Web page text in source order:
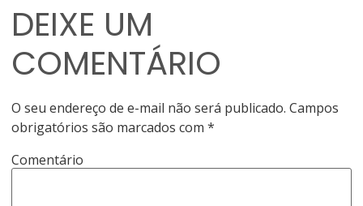
DEIXE UM
COMENTÁRIO
O seu endereço de e-mail não será publicado. Campos
obrigatórios são marcados com*
Comentário